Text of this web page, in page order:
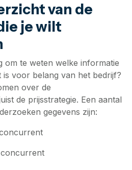
van de
je wilt
om te weten welke informatie
is voor belang van het bedrijf?
over de
de prijsstrategie. Een aantal
gegevens zijn:
concurrent